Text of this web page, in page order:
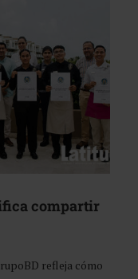
compartir
refleja cómo